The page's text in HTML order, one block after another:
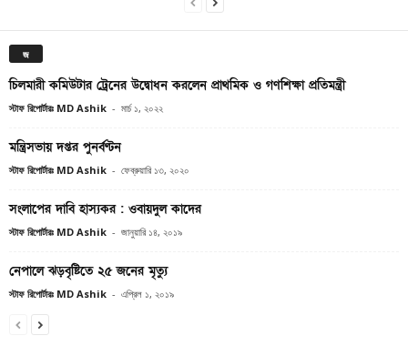
জ
চিলমারী কমিউটার ট্রেনের উদ্বোধন করলেন প্রাথমিক ও গণশিক্ষা প্রতিমন্ত্রী
স্টাফ রিপোর্টারঃ MD Ashik - মার্চ ১, ২০২২
মন্ত্রিসভায় দপ্তর পুনর্বণ্টন
স্টাফ রিপোর্টারঃ MD Ashik - ফেব্রুয়ারি ১৩, ২০২০
সংলাপের দাবি হাস্যকর : ওবায়দুল কাদের
স্টাফ রিপোর্টারঃ MD Ashik - জানুয়ারি ১৪, ২০১৯
নেপালে ঝড়বৃষ্টিতে ২৫ জনের মৃত্যু
স্টাফ রিপোর্টারঃ MD Ashik - এপ্রিল ১, ২০১৯